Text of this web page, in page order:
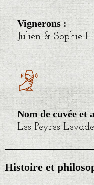
Vignerons : ​
Julien & Sophie
Nom de cuvée et
Les Peyres
Histoire et